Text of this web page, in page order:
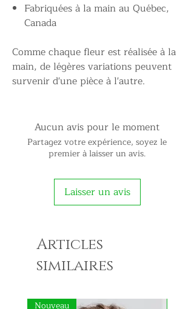
Fabriquées à la main au Québec,
Canada
Comme chaque fleur est réalisée à la
main, de légères variations peuvent
survenir d'une pièce à l'autre.
Aucun avis pour le moment
Partagez votre expérience, soyez le
premier à laisser un avis.
Laisser un avis
Articles
similaires
Nouveau